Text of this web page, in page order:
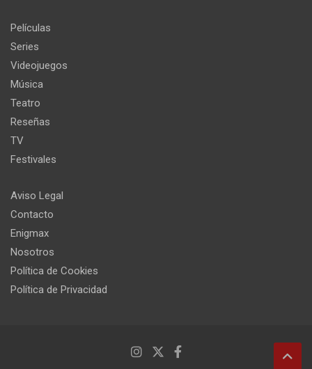
Películas
Series
Videojuegos
Música
Teatro
Reseñas
TV
Festivales
Aviso Legal
Contacto
Enigmax
Nosotros
Política de Cookies
Política de Privacidad